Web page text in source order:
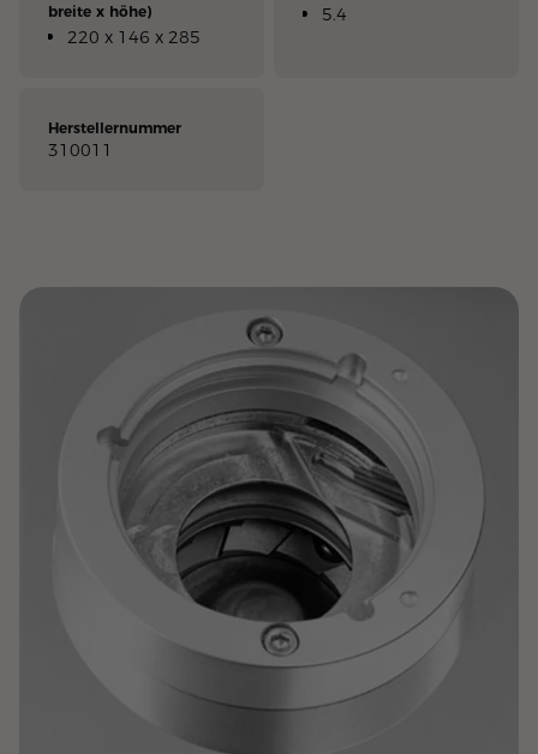
breite x höhe)
220 x 146 x 285
5.4
Herstellernummer
310011